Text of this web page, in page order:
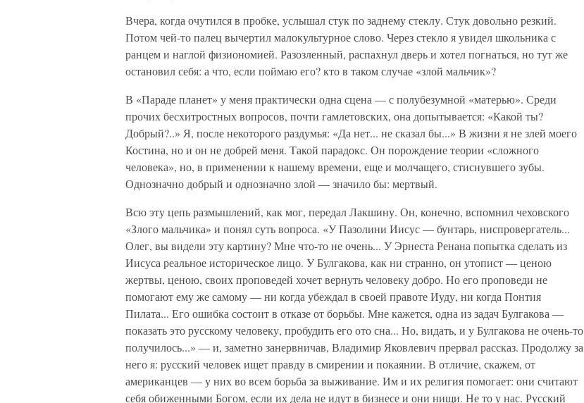
Вчера, когда очутился в пробке, услышал стук по заднему стеклу. Стук довольно резкий.
Потом чей-то палец вычертил малокультурное слово. Через стекло я увидел школьника с
ранцем и наглой физиономией. Разозленный, распахнул дверь и хотел погнаться, но тут же
остановил себя: а что, если поймаю его? кто в таком случае «злой мальчик»?
В «Параде планет» у меня практически одна сцена — с полубезумной «матерью». Среди
прочих бесхитростных вопросов, почти гамлетовских, она допытывается: «Какой ты?
Добрый?..» Я, после некоторого раздумья: «Да нет... не сказал бы...» В жизни я не злей моего
Костина, но и он не добрей меня. Такой парадокс. Он порождение теории «сложного
человека», но, в применении к нашему времени, еще и молчащего, стиснувшего зубы.
Однозначно добрый и однозначно злой — значило бы: мертвый.
Всю эту цепь размышлений, как мог, передал Лакшину. Он, конечно, вспомнил чеховского
«Злого мальчика» и понял суть вопроса. «У Пазолини Иисус — бунтарь, ниспровергатель...
Олег, вы видели эту картину? Мне что-то не очень... У Эрнеста Ренана попытка сделать из
Иисуса реальное историческое лицо. У Булгакова, как ни странно, он утопист — ценою
жертвы, ценою, своих проповедей хочет вернуть человеку добро. Но его проповеди не
помогают ему же самому — ни когда убеждал в своей правоте Иуду, ни когда Понтия
Пилата... Его ошибка состоит в отказе от борьбы. Мне кажется, одна из задач Булгакова —
показать это русскому человеку, пробудить его ото сна... Но, видать, и у Булгакова не очень-то
получилось...» — и, заметно занервничав, Владимир Яковлевич прервал рассказ. Продолжу за
него я: русский человек ищет правду в смирении и покаянии. В отличие, скажем, от
американцев — у них во всем борьба за выживание. Им и их религия помогает: они считают
себя обиженными Богом, если их дела не идут в бизнесе и они нищи. Не то у нас. Русский